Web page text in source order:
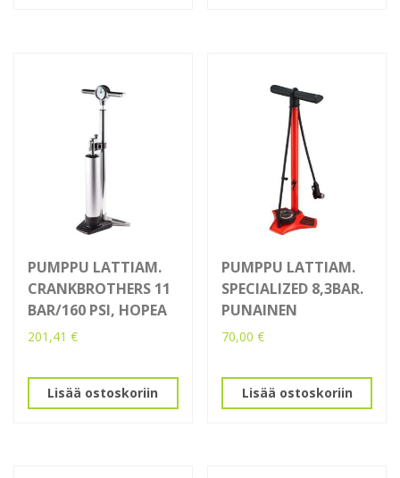
PUMPPU LATTIAM.
CRANKBROTHERS 11
BAR/160 PSI, HOPEA
201,41 €
Lisää ostoskoriin
PUMPPU LATTIAM.
SPECIALIZED 8,3BAR.
PUNAINEN
70,00€
Lisää ostoskoriin